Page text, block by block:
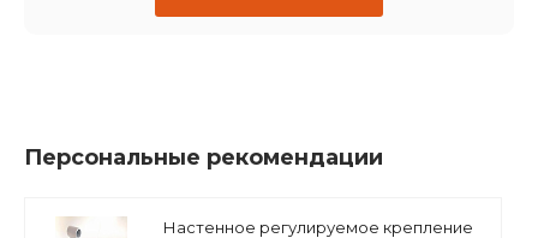
Персональные рекомендации
Настенное регулируемое крепление